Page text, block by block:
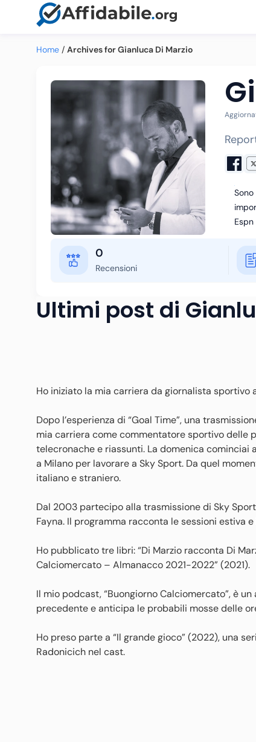
Home / Archives for Gianluca Di Marzio
0
Recensioni
Ultimi post di
Ho iniziato la mia carriera da giornalista sportivo
Dopo l’esperienza di “Goal Time”, una
mia carriera come commentatore sportivo delle
telecronache e riassunti. La domenica cominciai
a Milano per lavorare a Sky Sport. Da quel
italiano e straniero.
Dal 2003 partecipo alla trasmissione di Sky
Fayna. Il programma racconta le sessioni estiva
Ho pubblicato tre libri: “Di Marzio racconta Di
Calciomercato – Almanacco 2021-2022” (2021).
Il mio podcast, “Buongiorno Calciomercato”, è
precedente e anticipa le probabili mosse delle
Ho preso parte a “Il grande gioco” (2022), una
Radonicich nel cast.